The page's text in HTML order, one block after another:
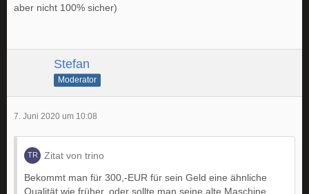
aber nicht 100% sicher)
Stefan
Moderator
7. Juni 2020 um 10:08
Zitat von trino
Bekommt man für 300,-EUR für sein Geld eine ähnliche
Qualität wie früher, oder sollte man seine alte Maschine